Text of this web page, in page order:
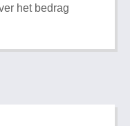
het bedrag